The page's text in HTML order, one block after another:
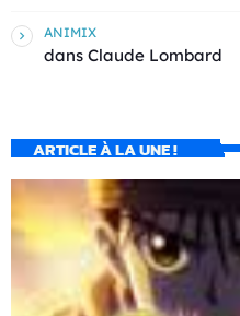
ANIMIX
dans Claude Lombard
ARTICLE À LA UNE !